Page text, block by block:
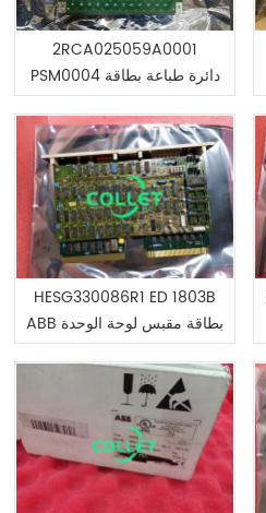
2RCA025059A0001
PSM0004 دائرة طباعة بطاقة
ABB
HESG330086R1 ED 1803B
ABB بطاقة مقبس لوحة الوحدة